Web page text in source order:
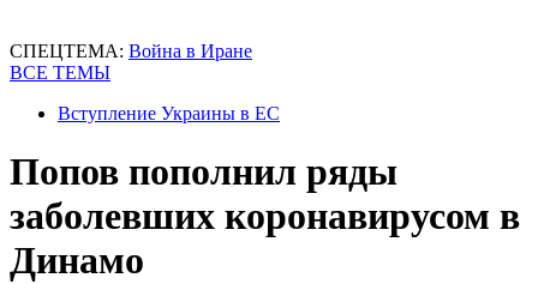
СПЕЦТЕМА: Война в Иране
ВСЕ ТЕМЫ
Вступление Украины в ЕС
Попов пополнил ряды
заболевших коронавирусом в
Динамо